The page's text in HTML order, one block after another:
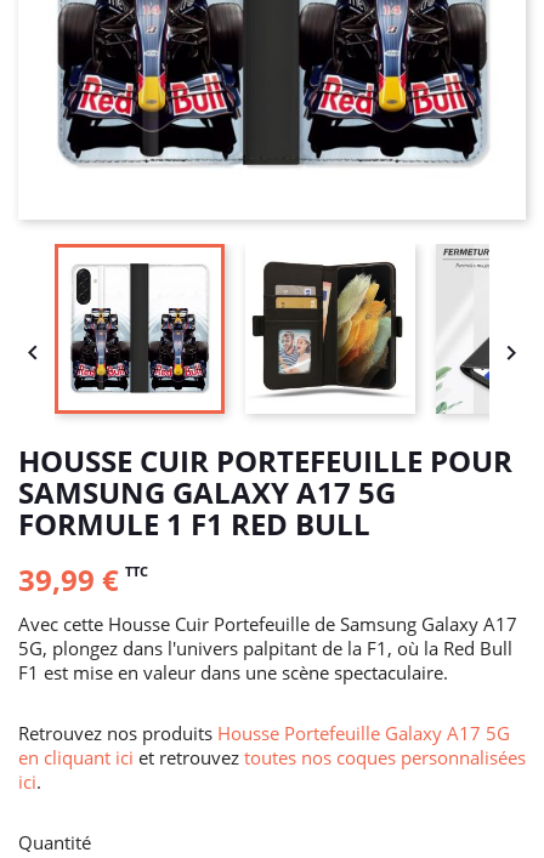
 
HOUSSE CUIR PORTEFEUILLE POUR
SAMSUNG GALAXY A17 5G
FORMULE 1 F1 RED BULL
39,99 € TTC
Avec cette Housse Cuir Portefeuille de Samsung Galaxy A17
5G, plongez dans l'univers palpitant de la F1, où la Red Bull
F1 est mise en valeur dans une scène spectaculaire.
Retrouvez nos produits Housse Portefeuille Galaxy A17 5G
en cliquant ici et retrouvez toutes nos coques personnalisées
ici.
Quantité